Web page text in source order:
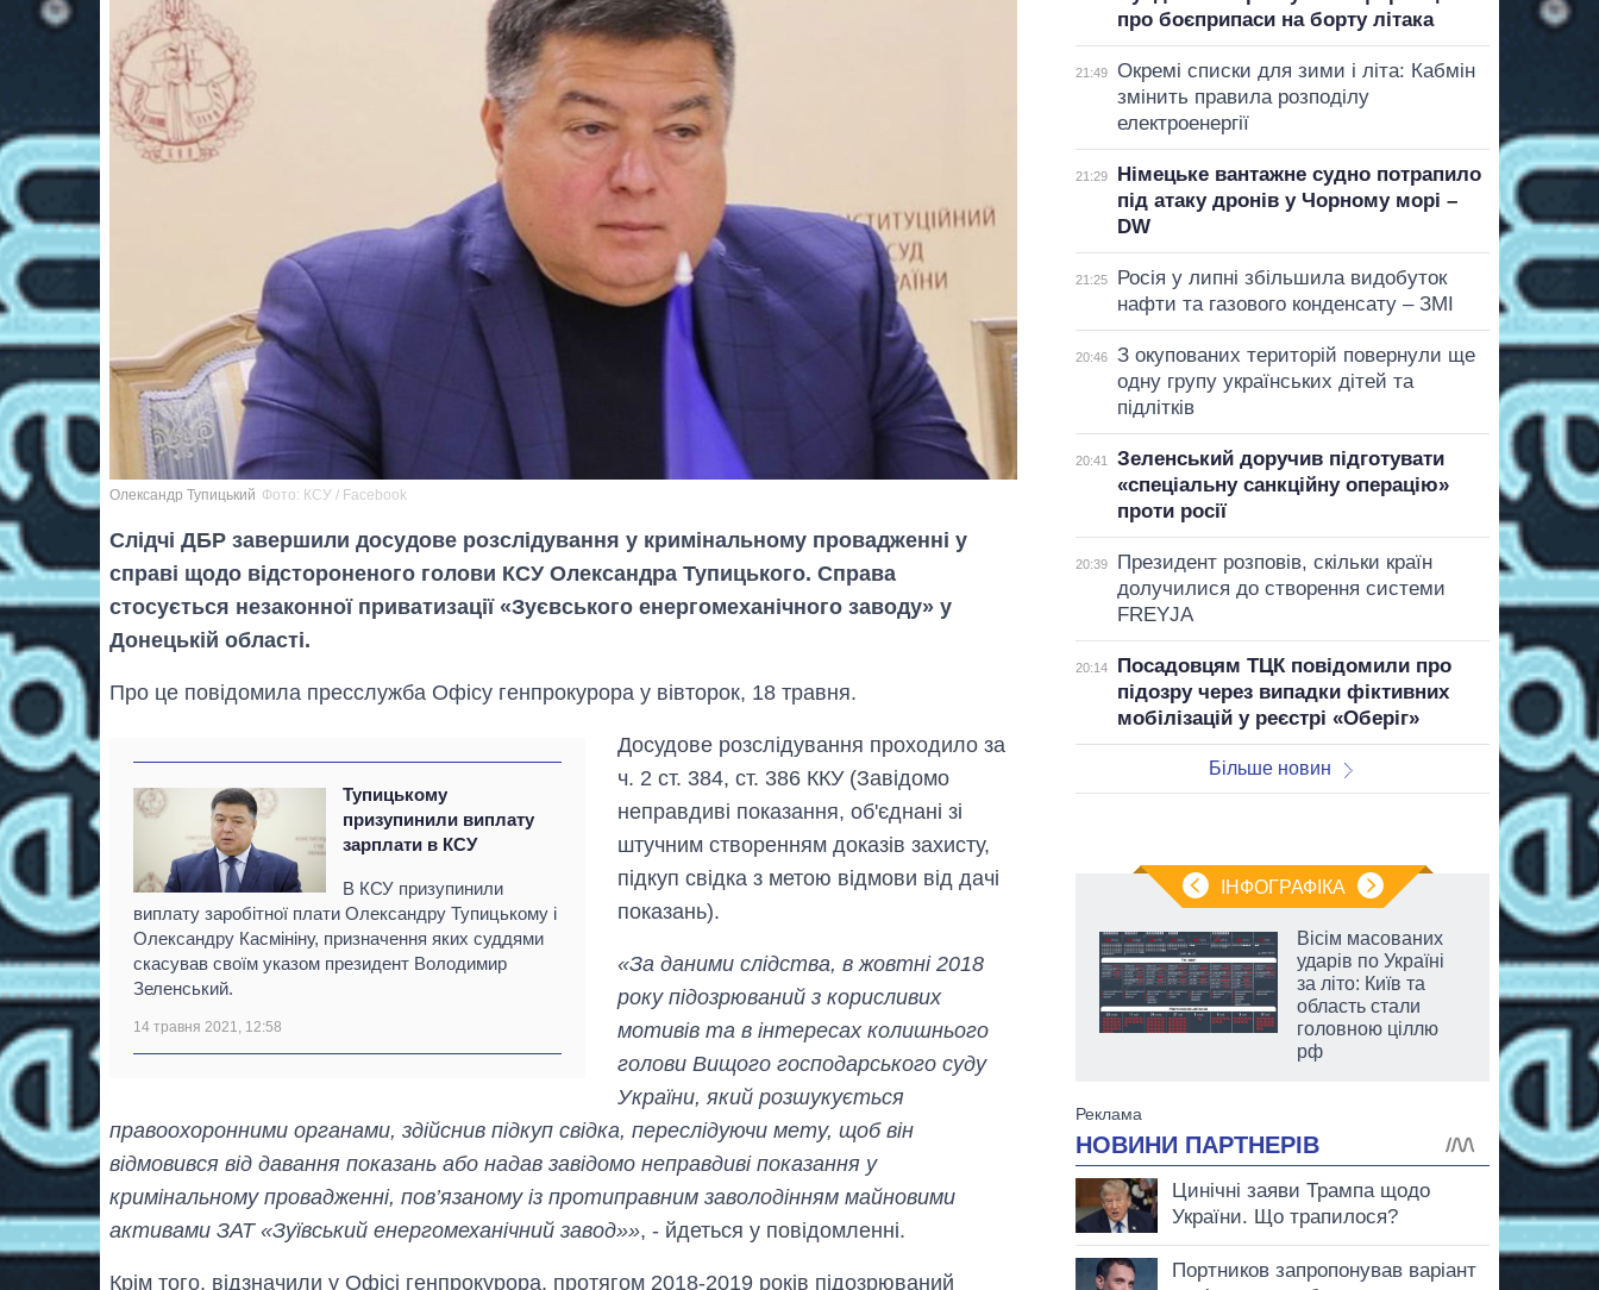
Олександр Тупицький Фото: КСУ / Facebook
Слідчі ДБР завершили досудове розслідування у кримінальному провадженні у
справі щодо відстороненого голови КСУ Олександра Тупицького. Справа
стосується незаконної приватизації «Зуєвського енергомеханічного заводу» у
Донецькій області.
Про це повідомила пресслужба Офісу генпрокурора у вівторок, 18 травня.
Тупицькому
призупинили виплату
зарплати в КСУ
В КСУ призупинили
виплату заробітної плати Олександру Тупицькому і
Олександру Касмініну, призначення яких суддями
скасував своїм указом президент Володимир
Зеленський.
14 травня 2021, 12:58
Досудове розслідування проходило за
ч. 2 ст. 384, ст. 386 ККУ (Завідомо
неправдиві показання, об'єднані зі
штучним створенням доказів захисту,
підкуп свідка з метою відмови від дачі
показань).
«За даними слідства, в жовтні 2018
року підозрюваний з корисливих
мотивів та в інтересах колишнього
голови Вищого господарського суду
України, який розшукується
правоохоронними органами, здійснив підкуп свідка, переслідуючи мету, щоб він
відмовився від давання показань або надав завідомо неправдиві показання у
кримінальному провадженні, пов’язаному із протиправним заволодінням майновими
активами ЗАТ «Зуївський енергомеханічний завод»», - йдеться у повідомленні.
Крім того, відзначили у Офісі генпрокурора, протягом 2018-2019 років підозрюваний
про боєприпаси на борту літака
21:49
Окремі списки для зими і літа: Кабмін
змінить правила розподілу
електроенергії
21:29
Німецьке вантажне судно потрапило
під атаку дронів у Чорному морі –
DW
21:25
Росія у липні збільшила видобуток
нафти та газового конденсату – ЗМІ
20:46
З окупованих територій повернули ще
одну групу українських дітей та
підлітків
20:41
Зеленський доручив підготувати
«спеціальну санкційну операцію»
проти росії
20:39
Президент розповів, скільки країн
долучилися до створення системи
FREYJA
20:14
Посадовцям ТЦК повідомили про
підозру через випадки фіктивних
мобілізацій у реєстрі «Оберіг»
Більше новин
ІНФОГРАФІКА
на холодну воду у
початок серпня
Вісім масованих
ударів по Україні
за літо: Київ та
область стали
головною ціллю
рф